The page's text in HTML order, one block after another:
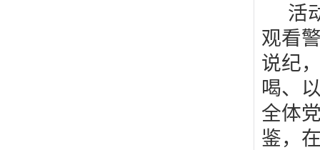
活
观看
说纪
喝、
全体
鉴，